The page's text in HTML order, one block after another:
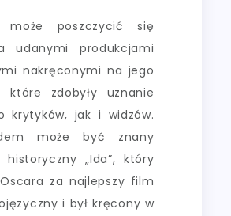
może poszczycić się
udanymi produkcjami
nakręconymi na jego
które zdobyły uznanie
krytyków, jak i widzów.
może być znany
„Ida”, który
za najlepszy film
i był kręcony w